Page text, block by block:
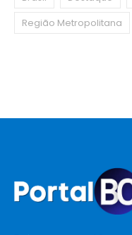
Região Metropolitana